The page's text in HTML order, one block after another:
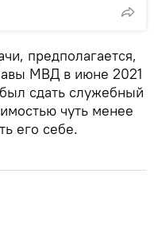
предполагается,
МВД в июне 2021
сдать служебный
чуть менее
его себе.